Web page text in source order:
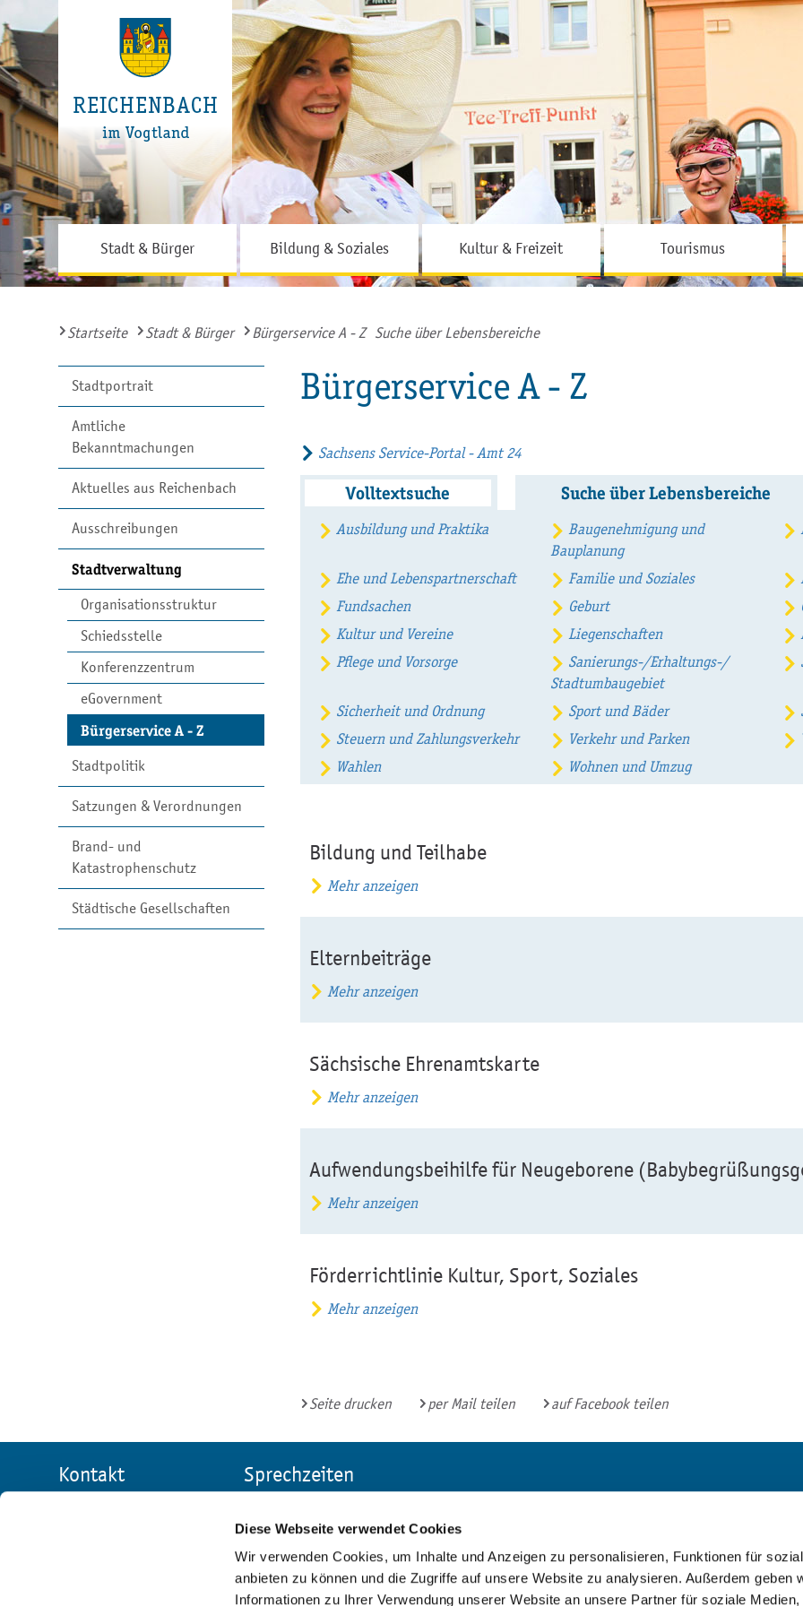
Diese Webseite verwendet Cookies
Wir verwenden Cookies, um Inhalte und Anzeigen zu personalisieren, Funktionen für
anbieten zu können und die Zugriffe auf unsere Website zu analysieren. Außerdem geben
Informationen zu Ihrer Verwendung unserer Website an unsere Partner für soziale Medien,
Hauptinhalt Fußbereich
Stadt & Bürger Bildung & Soziales Kultur & Freizeit Tourismus
Startseite Stadt & Bürger Bürgerservice A - Z Suche über Lebensbereiche
Stadtportrait
Amtliche
Bekanntmachungen
Aktuelles aus Reichenbach
Ausschreibungen
Stadtverwaltung
Organisationsstruktur
Schiedsstelle
Konferenzzentrum
eGovernment
Bürgerservice A - Z
Stadtpolitik
Satzungen & Verordnungen
Brand- und
Katastrophenschutz
Städtische Gesellschaften
Bürgerservice A - Z
Sachsens Service-Portal - Amt 24
Volltextsuche Suche über Lebensbereiche
Ausbildung und Praktika
Baugenehmigung und
Bauplanung
Ehe und Lebenspartnerschaft Familie und Soziales
Fundsachen
Geburt
Kultur und Vereine
Liegenschaften
Pflege und Vorsorge
Sanierungs-/Erhaltungs-/
Stadtumbaugebiet
Sicherheit und Ordnung Sport und Bäder
Steuern und Zahlungsverkehr
Verkehr und Parken
Wahlen
Wohnen und Umzug
Bildung und Teilhabe
Mehr anzeigen
Elternbeiträge
Mehr anzeigen
Sächsische Ehrenamtskarte
Mehr anzeigen
Aufwendungsbeihilfe für Neugeborene
Mehr anzeigen
Förderrichtlinie Kultur, Sport, Soziales
Mehr anzeigen
Seite drucken per Mail teilen auf Facebook teilen
Kontakt Sprechzeiten
Verwaltung
Mo:
9 - 12 Uhr
Di:
9 - 12 Uhr und
Bibliothek
Mo:
9 - 16 Uhr
Di:
9 - 18 Uhr